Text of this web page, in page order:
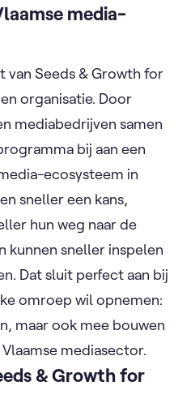
media-
van Seeds & Growth for
organisatie. Door
mediabedrijven samen
bij aan een
ecosysteem in
sneller een kans,
hun weg naar de
kunnen sneller inspelen
Dat sluit perfect aan bij
omroep wil opnemen:
maar ook mee bouwen
mediasector.
& Growth for